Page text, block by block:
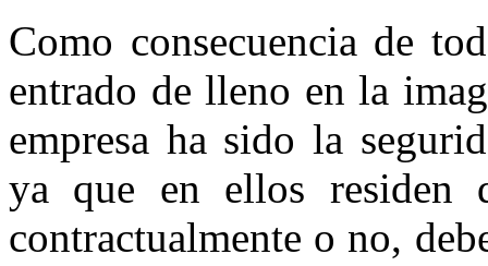
Como consecuencia de
entrado de lleno en la
empresa ha sido la
ya que en ellos residen
contractualmente o no,